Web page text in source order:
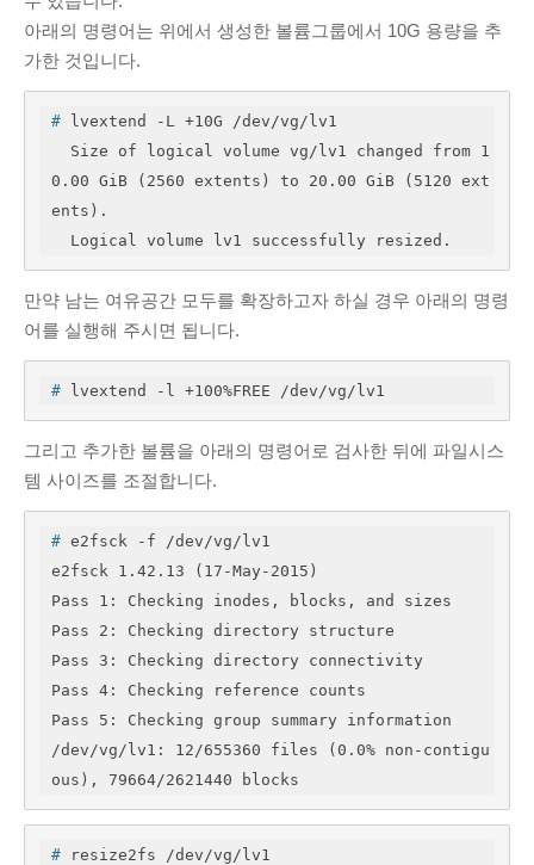
아래의 명령어는 위에서 생성한 볼륨그룹에서 10G 용량을 추
가한 것입니다.
# lvextend -L +10G /dev/vg/lv1
0.00 GiB (2560 extents) to 20.00 GiB (5120 ext
ents).
  Logical volume lv1 successfully resized.
만약 남는 여유공간 모두를 확장하고자 하실 경우 아래의 명령
어를 실행해 주시면 됩니다.
# lvextend -l +100%FREE /dev/vg/lv1
그리고 추가한 볼륨을 아래의 명령어로 검사한 뒤에 파일시스
템 사이즈를 조절합니다.
# e2fsck -f /dev/vg/lv1
e2fsck 1.42.13 (17-May-2015)
Pass 1: Checking inodes, blocks, and sizes
Pass 2: Checking directory structure
Pass 3: Checking directory connectivity
Pass 4: Checking reference counts
Pass 5: Checking group summary information
/dev/vg/lv1: 12/655360 files (0.0% non-contigu
ous), 79664/2621440 blocks
# resize2fs /dev/vg/lv1